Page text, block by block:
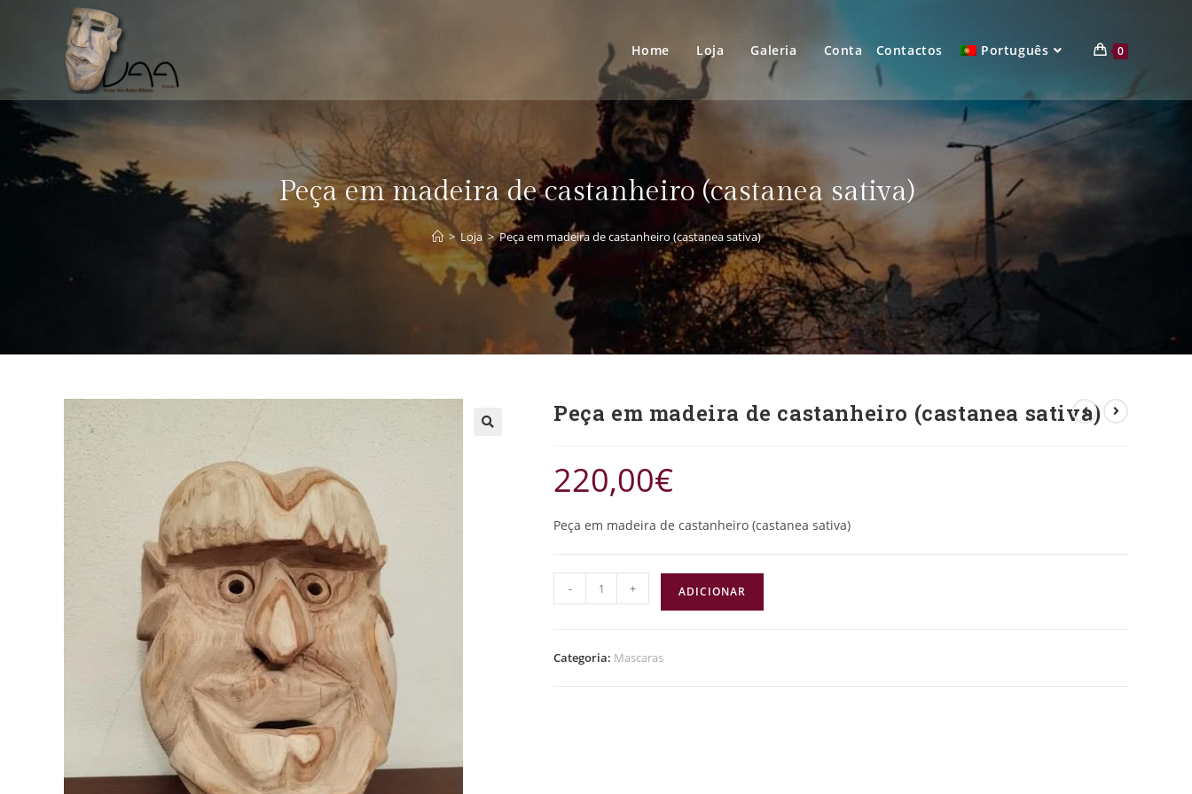
Home Loja Galeria Conta Contactos Português 0
Peça em madeira de castanheiro (castanea sativa)
> Loja > Peça em madeira de castanheiro (castanea sativa)
Peça em madeira de castanheiro (castanea sativa)
220,00€
Peça em madeira de castanheiro (castanea sativa)
- + ADICIONAR
Categoria: Mascaras